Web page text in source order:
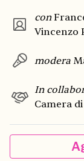
con
Vincenzo
modera
In
Camera